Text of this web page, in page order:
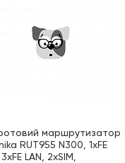
маршрутизатор
RUT955 N300, 1xFE
LAN, 2xSIM,